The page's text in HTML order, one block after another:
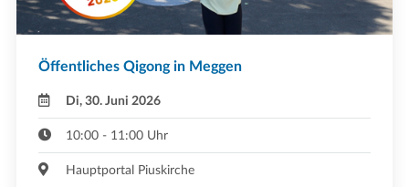
Öffentliches Qigong in Meggen
Di, 30. Juni 2026
10:00 - 11:00 Uhr
Hauptportal Piuskirche